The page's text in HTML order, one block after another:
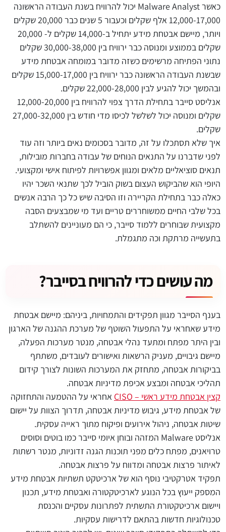
כאשר Malware Analyst יכול להרוויח בשנת העבודה הראשונה
12,000-17,000 אלף שקלים וכעבור 5 שנים כבר 20,000 שקלים
ויותר, מיישם אבטחת מידע יתחיל ב-14,000 שקלים ל- 20,000
שקלים בממוצע ומנוסה כבר ירוויח בין 30,000-38,000 שקלים
נתוני הפתיחה מרשימים כשזה מדובר במומחה אבטחת מידע
שבשנת העבודה הראשונה כבר ירוויח בין 15,000-17,000 שקלים
ובהמשך יכול להגיע לבין 22,000-28,000 שקלים.
אנליסט סייבר בתחילת הדרך צפוי להרוויח בין 12,000-20,000
שקלים ומנוסה יכול לשלשל לכיסו מדי חודש בין 27,000-32,000
שקלים.
איך שלא תסתכלו על זה, מדובר בסכומים נאים ביותר וזה עוד
לפני שדברנו על התנאים הנוחים של עבודה בחברות מובילות,
תנאים סוציאליים מלאים ומגוון אפשרויות לפיתוח אישי ומקצועי.
היופי הוא שהביקוש העצום בשוק הוביל לכך שתנאי השכר יהיו
כאלה כבר בתחילת הקריירה וזו הסיבה שיש כל כך הרבה אנשים
בכל שלבי החיים ממשוחררים טריים ועד מי שמבצעים הסבה
מקצועית שבוחרים ללמוד סייבר, כי הם מעוניינים להשתלב
בתעשייה מרתקת וכה מתגמלת.
מה עושים כדי להרוויח בסייבר?
בענף הסייבר מגוון תפקידים והתמחויות, ביניהם: מיישם אבטחת
מידע שאחראי על התפעול השוטף של מערכת ההגנה של הארגון
ובין היתר מפתח ומתעד נהלי אבטחה, מנטר מערכות הפעלה,
מיישם גיבויים, מעניק הרשאות ואישורים לעובדים, משתתף
בביקורות אבטחה, מתחזק את המערכות השונות לצורך קידום
תהליכי אבטחה ומבצע אכיפת מדיניות אבטחה.
קצין אבטחת מידע ראשי – CISO
אחראי על ההטמעה והתחזוקה
של אבטחת מידע, גיבוש מדיניות אבטחה, תדרוך הצוות על יישום
שיטות אבטחה, ניהול אירועים ופיקוח מתוך ראייה עסקית.
אנליסט Malware המזהה ובוחן איומי סייבר כמו בוטים וסוסים
טרויאנים, מפתח כלים מפני תוכנות הגנה זדוניות, מנטר רשתות
לאיתור פרצות אבטחה ומדווח על פרצות אבטחה.
תפקיד אטרקטיבי נוסף הוא של ארכיטקט תשתיות אבטחת מידע
המספק ייעוץ בכל הנוגע לארכיטקטורה ואבטחת מידע, תכנון
ויישום ארכיטקטורת התשתית לפתרונות עסקיים והכנסת
טכנולוגיות חדשות בהתאם לדרישות עסקיות.